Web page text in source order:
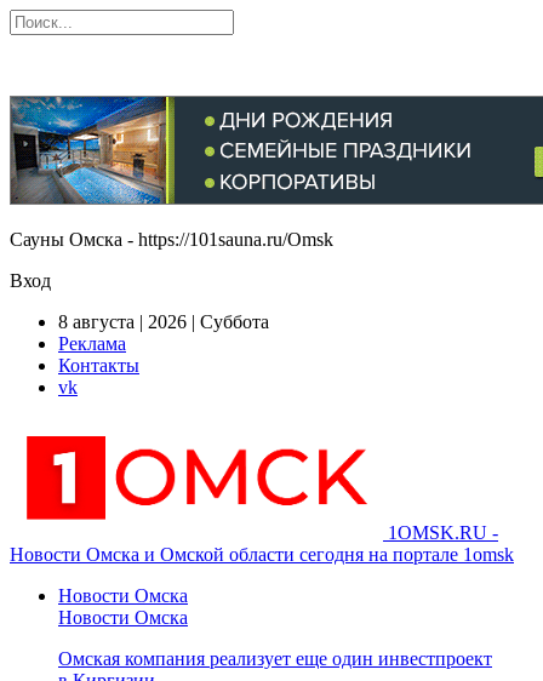
Сауны Омска - https://101sauna.ru/Omsk
Вход
8 августа | 2026 | Суббота
Реклама
Контакты
vk
1OMSK.RU -
Новости Омска и Омской области сегодня на портале 1omsk
Новости Омска
Новости Омска
Омская компания реализует еще один инвестпроект